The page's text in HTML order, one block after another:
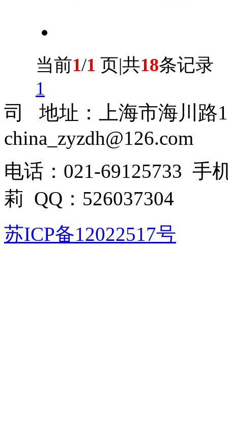
当前1/1 页|共18条记录
1
司 地址：上海市海川路
china_zyzdh@126.com
电话：021-69125733 手
莉 QQ：526037304
苏ICP备12022517号